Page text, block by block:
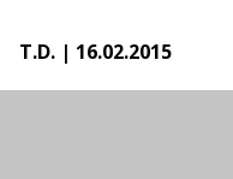
T.D. | 16.02.2015